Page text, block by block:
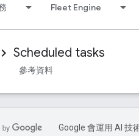
Fleet Engine
Scheduled tasks
參考資料
Google 會運用 AI 技